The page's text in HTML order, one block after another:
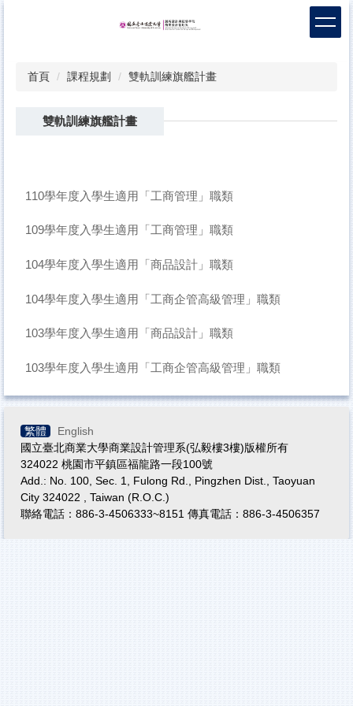
首頁 課程規劃 雙軌訓練旗艦計畫
雙軌訓練旗艦計畫
110學年度入學生適用「工商管理」職類
109學年度入學生適用「工商管理」職類
104學年度入學生適用「商品設計」職類
104學年度入學生適用「工商企管高級管理」職類
103學年度入學生適用「商品設計」職類
103學年度入學生適用「工商企管高級管理」職類
繁體
English
國立臺北商業大學商業設計管理系(弘毅樓3樓)版權所有
324022 桃園市平鎮區福龍路一段100號
Add.: No. 100, Sec. 1, Fulong Rd., Pingzhen Dist., Taoyuan
City 324022 , Taiwan (R.O.C.)
聯絡電話：886-3-4506333~8151 傳真電話：886-3-4506357